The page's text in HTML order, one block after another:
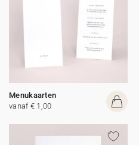
Menukaarten
vanaf € 1,00